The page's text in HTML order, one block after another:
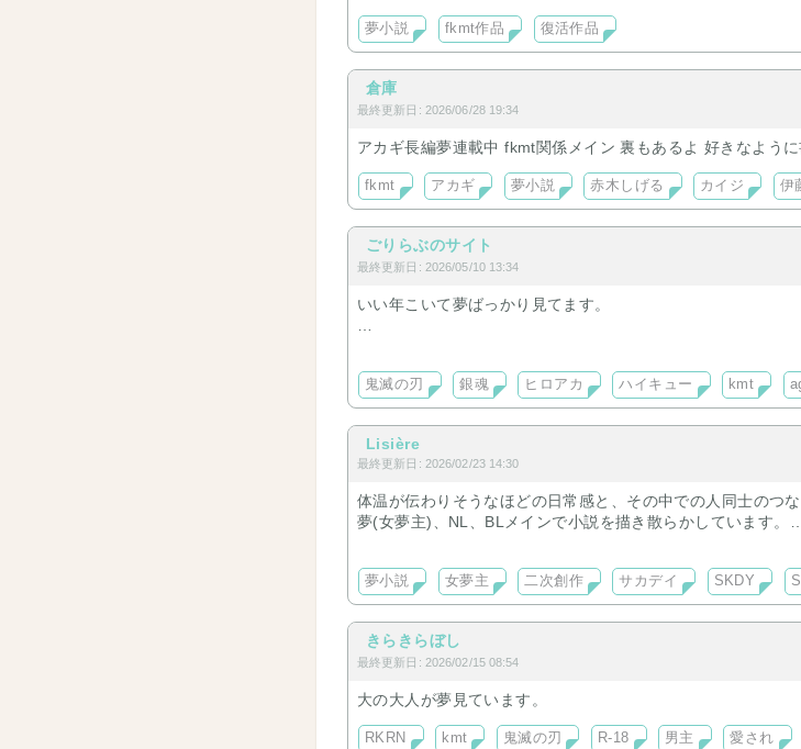
夢小説 fkmt作品 復活作品
倉庫
最終更新日: 2026/06/28 19:34
アカギ長編夢連載中 fkmt関係メイン 裏もあるよ 好きなよう
fkmt アカギ 夢小説 赤木しげる カイジ 伊
ごりらぶのサイト
最終更新日: 2026/05/10 13:34
いい年こいて夢ばっかり見てます。
鬼も柱もどっちも書きたい
HQにも手を出してしまった。書かないと決めていたはずな
鬼滅の刃 銀魂 ヒロアカ ハイキュー kmt
Lisière
最終更新日: 2026/02/23 14:30
体温が伝わりそうなほどの日常感と、その中での人同士のつ
夢(女夢主)、NL、BLメインで小説を描き散らかしています。
この他ジャンルはまた増えていく予定です。
よろろすです
夢小説 女夢主 二次創作 サカデイ SKDY
きらきらぼし
最終更新日: 2026/02/15 08:54
大の大人が夢見ています。
RKRN kmt 鬼滅の刃 R-18 男主 愛され